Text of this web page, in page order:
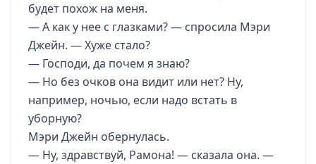
будет похож на меня.
— А как у нее с глазками? — спросила Мэри
Джейн. — Хуже стало?
— Господи, да почем я знаю?
— Но без очков она видит или нет? Ну,
например, ночью, если надо встать в
уборную?
Мэри Джейн обернулась.
— Ну, здравствуй, Рамона! — сказала она. —